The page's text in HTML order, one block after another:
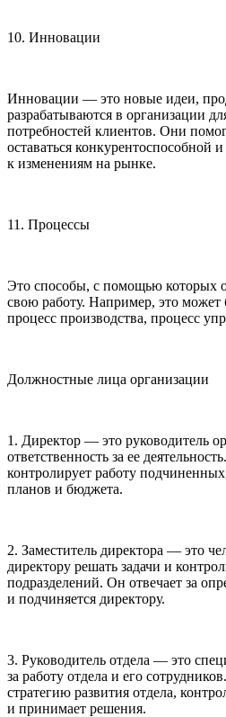
10. Инновации
Инновации — это новые идеи,
разрабатываются в организации
потребностей клиентов. Они
оставаться конкурентоспособной
к изменениям на рынке.
11. Процессы
Это способы, с помощью которых
свою работу. Например, это может
процесс производства, процесс
Должностные лица организации
1. Директор — это руководитель
ответственность за ее
контролирует работу
планов и бюджета.
2. Заместитель директора — это
директору решать задачи и
подразделений. Он отвечает за
и подчиняется директору.
3. Руководитель отдела — это
за работу отдела и его
стратегию развития отдела,
и принимает решения.